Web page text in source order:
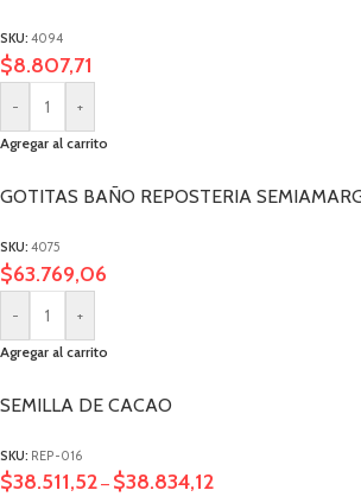
SKU: 4094
$8.807,71
- +
Agregar al carrito
GOTITAS BAÑO REPOSTERIA
SKU: 4075
$63.769,06
- +
Agregar al carrito
SEMILLA DE CACAO
SKU: REP-016
$38.511,52 – $38.834,12